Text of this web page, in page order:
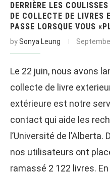
DERRIÈRE LES
DE COLLECTE DE LIVRES
PASSE LORSQUE VOUS
bySonya Leung
Le 22 juin, nous avons
collecte de livre
extérieure est notre
contact qui aide les
l’Université de
nos utilisateurs ont
ramassé 2 122 livres.